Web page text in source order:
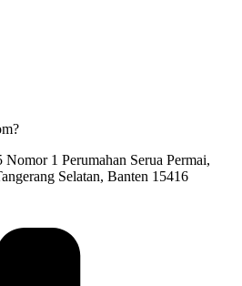
1 Perumahan Serua Permai,
Selatan, Banten 15416